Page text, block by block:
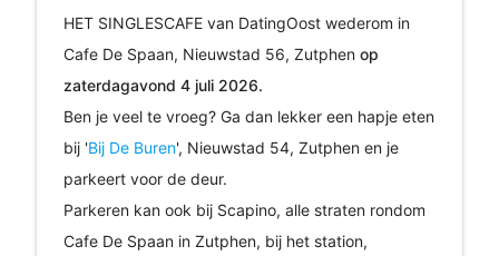
HET SINGLESCAFE van DatingOost wederom in
Cafe De Spaan, Nieuwstad 56, Zutphen op
zaterdagavond 4 juli 2026.
Ben je veel te vroeg? Ga dan lekker een hapje eten
bij 'Bij De Buren', Nieuwstad 54, Zutphen en je
parkeert voor de deur.
Parkeren kan ook bij Scapino, alle straten rondom
Cafe De Spaan in Zutphen, bij het station,